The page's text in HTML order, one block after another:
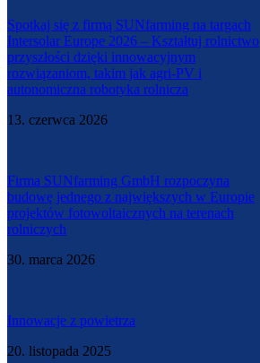
Spotkaj się z firmą SUNfarming na targach
Intersolar Europe 2026 – Kształtuj rolnictwo
przyszłości dzięki innowacyjnym
rozwiązaniom, takim jak agri-PV i
autonomiczna robotyka rolnicza
13. czerwca 2026
Firma SUNfarming GmbH rozpoczyna
budowę jednego z największych w Europie
projektów fotowoltaicznych na terenach
rolniczych
30. marca 2026
Innowacje z powietrza
20. listopada 2025